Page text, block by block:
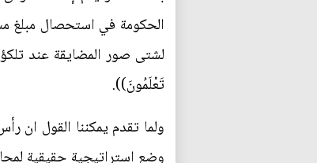
الحكومة في استحصال مبلغ
لشتى صور المضايقة عند
تَعْلَمُونَ)).
ولما تقدم يمكننا القول ان